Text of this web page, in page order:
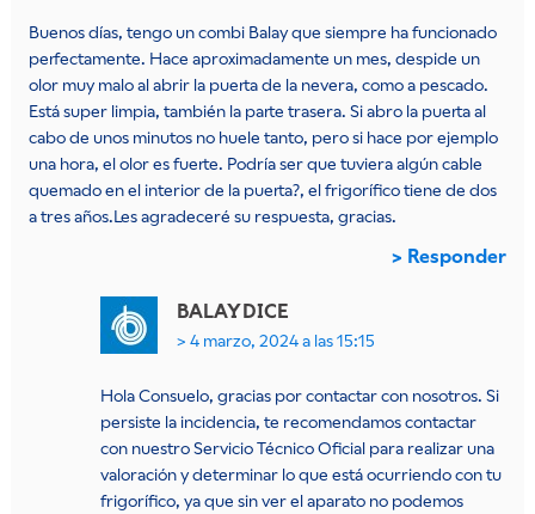
Buenos días, tengo un combi Balay que siempre ha funcionado
perfectamente. Hace aproximadamente un mes, despide un
olor muy malo al abrir la puerta de la nevera, como a pescado.
Está super limpia, también la parte trasera. Si abro la puerta al
cabo de unos minutos no huele tanto, pero si hace por ejemplo
una hora, el olor es fuerte. Podría ser que tuviera algún cable
quemado en el interior de la puerta?, el frigorífico tiene de dos
a tres años.Les agradeceré su respuesta, gracias.
Responder
BALAY DICE
4 marzo, 2024 a las 15:15
Hola Consuelo, gracias por contactar con nosotros. Si
persiste la incidencia, te recomendamos contactar
con nuestro Servicio Técnico Oficial para realizar una
valoración y determinar lo que está ocurriendo con tu
frigorífico, ya que sin ver el aparato no podemos